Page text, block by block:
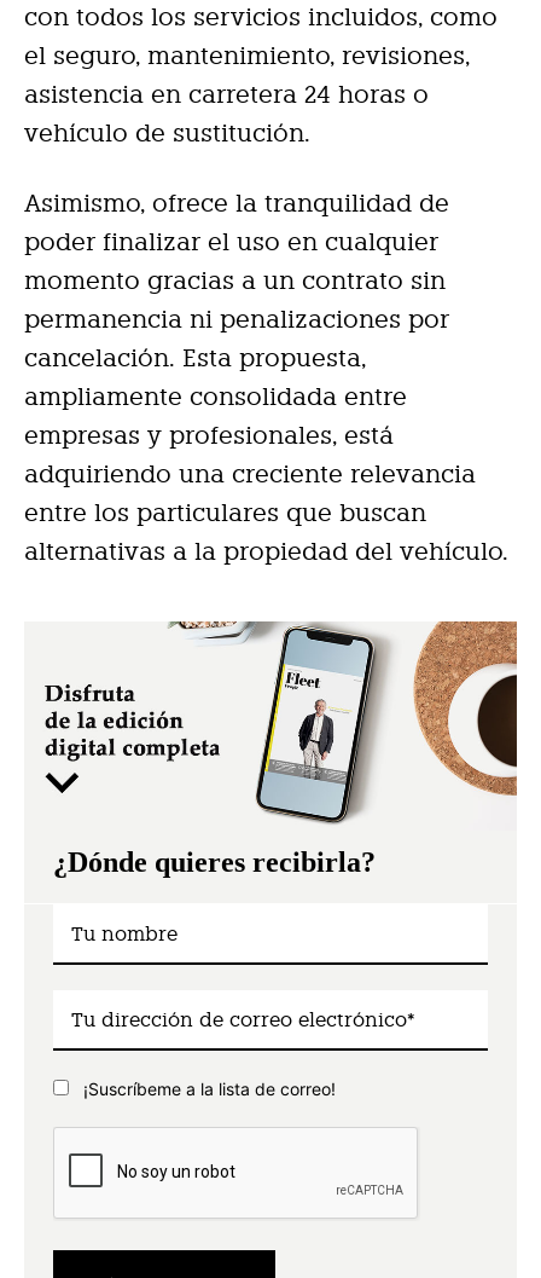
con todos los servicios incluidos, como
el seguro, mantenimiento, revisiones,
asistencia en carretera 24 horas o
vehículo de sustitución.
Asimismo, ofrece la tranquilidad de
poder finalizar el uso en cualquier
momento gracias a un contrato sin
permanencia ni penalizaciones por
cancelación. Esta propuesta,
ampliamente consolidada entre
empresas y profesionales, está
adquiriendo una creciente relevancia
entre los particulares que buscan
alternativas a la propiedad del vehículo.
¿Dónde quieres recibirla?
¡Suscríbeme a la lista de correo!